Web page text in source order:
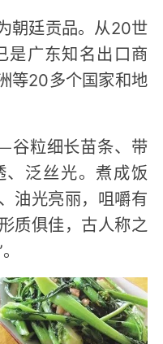
朝廷贡品。从20世
是广东知名出口商
等20多个国家和地
谷粒细长苗条、带
、泛丝光。煮成饭
油光亮丽，咀嚼有
质俱佳，古人称之